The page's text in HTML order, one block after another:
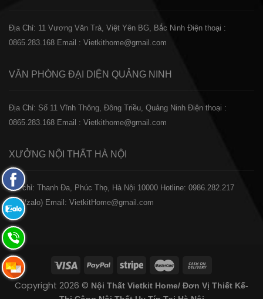
Địa Chỉ: 11 Vương Văn Trà, Việt Yên BG, Bắc Ninh Điện thoại :
0865.283.168 Email : Vietkithome@gmail.com
VĂN PHÒNG ĐẠI DIỆN QUẢNG NINH
Địa Chỉ: Số 11 Vĩnh Thông, Đông Triều, Quảng Ninh Điện thoại :
0865.283.168 Email : Vietkithome@gmail.com
XƯỞNG NỘI THẤT HÀ NỘI
️Địa chỉ: Thanh Đa, Phúc Thọ, Hà Nội 10000 Hotline: 0986.282.217
(Call/zalo) Email: VietkitHome@gmail.com
Copyright 2026 © Nội Thất Vietkit Home/ Đơn Vị Thiết Kế-
Fanpage
Facebook
Zalo:
0865.283.168
Hotline:
0865.283.168
Hotline:
0865.283.168